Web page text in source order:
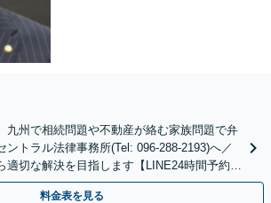
九州で相続問題や不動産が絡む家族問題で弁
ントラル法律事務所(Tel: 096-288-2193)へ／
適切な解決を目指します【LINE24時間予約受
可】
料金表を見る